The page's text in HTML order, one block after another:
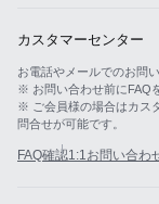
カスタマーセンター
お電話やメールでのお問
※ お問い合わせ前にFAQ
※ ご会員様の場合はカス
問合せが可能です。
FAQ確認1:1お問い合わ